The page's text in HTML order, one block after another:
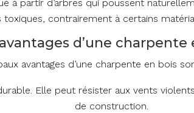
à partir d’arbres qui poussent
toxiques, contrairement à certains
d’une charpente
avantages d’une charpente en bois
Elle peut résister aux vents
de construction.